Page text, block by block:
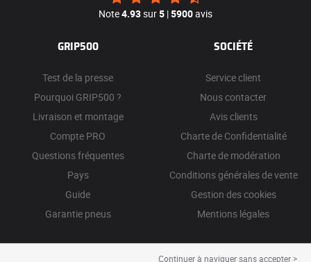
Note4.93sur5 |5900avis
GRIP500
Test de la presse
Pourquoi GRIP500 ?
Livraison et montage
Compte PRO
Questions fréquentes
Pays
Guide
Garantie pneus
SOCIÉTÉ
Service client
Nous contacter
Avis clients
Charte de Confidentialité
Charte de modération
Conditions générales de vente
Gestion des cookies
Mentions légales
Continuer à naviguer sans accepter >